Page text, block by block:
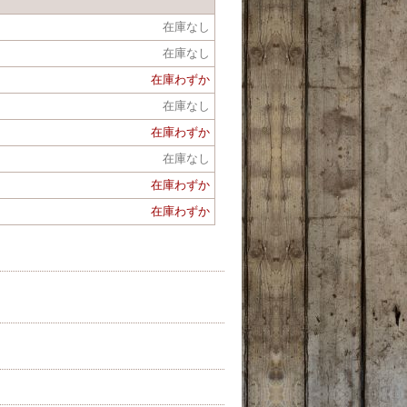
在庫なし
在庫なし
在庫わずか
在庫なし
在庫わずか
在庫なし
在庫わずか
在庫わずか